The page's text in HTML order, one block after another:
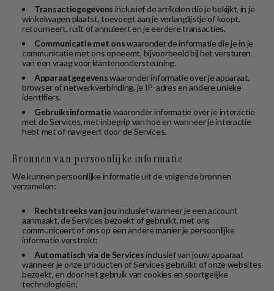
Transactiegegevens inclusief de artikelen die je bekijkt, in je
winkelwagen plaatst, toevoegt aan je verlanglijstje of koopt,
retourneert, ruilt of annuleert en je eerdere transacties.
Communicatie met onswaaronder de informatie die je in je
communicatie met ons opneemt, bijvoorbeeld bij het versturen
van een vraag voor klantenondersteuning.
Apparaatgegevenswaaronder informatie over je apparaat,
browser of netwerkverbinding, je IP-adres en andere unieke
identifiers.
Gebruiksinformatiewaaronder informatie over je interactie
met de Services, met inbegrip van hoe en wanneer je interactie
hebt met of navigeert door de Services.
Bronnen van persoonlijke informatie
We kunnen persoonlijke informatie uit de volgende bronnen
verzamelen:
Rechtstreeks van jouinclusief wanneer je een account
aanmaakt, de Services bezoekt of gebruikt, met ons
communiceert of ons op een andere manier je persoonlijke
informatie verstrekt;
Automatisch via de Servicesinclusief van jouw apparaat
wanneer je onze producten of Services gebruikt of onze websites
bezoekt, en door het gebruik van cookies en soortgelijke
technologieën;